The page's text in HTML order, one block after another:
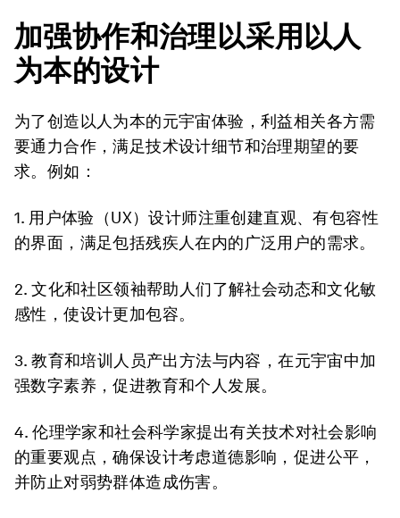
加强协作和治理以采用以人
为本的设计
为了创造以人为本的元宇宙体验，利益相关各方需
要通力合作，满足技术设计细节和治理期望的要
求。例如：
1. 用户体验（UX）设计师注重创建直观、有包容性
的界面，满足包括残疾人在内的广泛用户的需求。
2. 文化和社区领袖帮助人们了解社会动态和文化敏
感性，使设计更加包容。
3. 教育和培训人员产出方法与内容，在元宇宙中加
强数字素养，促进教育和个人发展。
4. 伦理学家和社会科学家提出有关技术对社会影响
的重要观点，确保设计考虑道德影响，促进公平，
并防止对弱势群体造成伤害。